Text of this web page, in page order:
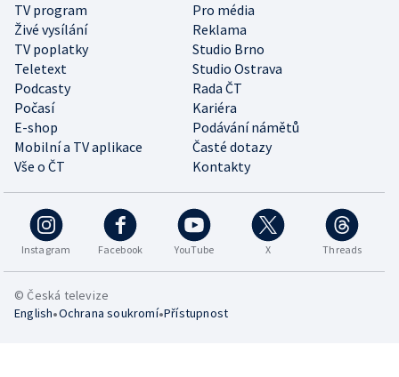
TV program
Pro média
Živé vysílání
Reklama
TV poplatky
Studio Brno
Teletext
Studio Ostrava
Podcasty
Rada ČT
Počasí
Kariéra
E-shop
Podávání námětů
Mobilní a TV aplikace
Časté dotazy
Vše o ČT
Kontakty
Instagram Facebook YouTube X Threads
© Česká televize
English•Ochrana soukromí•Přístupnost